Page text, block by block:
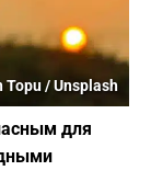
/ Unsplash
для